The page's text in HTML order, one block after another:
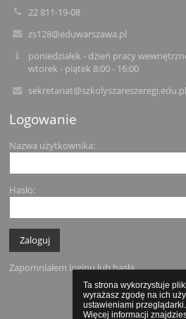
Ta strona wykorzystuje
wyrażasz zgodę na ich
ustawieniami przeglądarki.
Więcej informacji
22 811-19-08
zs128@eduwarszawa.pl
poniedziałek - dzień pracy
wtorek - piątek 8:00 - 16:00
sekretariat@szkolyszareszeregi.edu.pl
Logowanie
Nazwa użytkownika:
Hasło:
Zapomniałem loginu lub hasła